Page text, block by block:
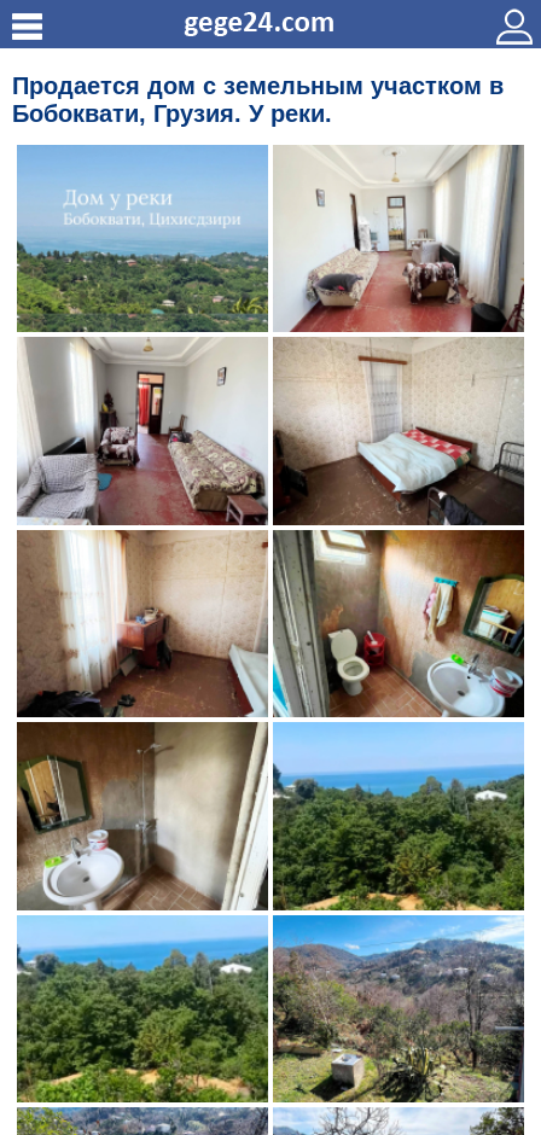
Продается дом с земельным участком в
Бобоквати, Грузия. У реки.